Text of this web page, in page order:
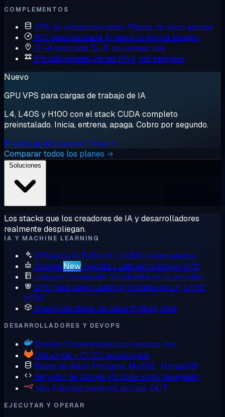
COMPLEMENTOS
VPS de almacenamiento Planes de disco grande
ISO personalizadaArranca tu propia imagen
IPv4 dedicada Tu IP, no compartida
IPs adicionales Varias IPv4 por servidor
Nuevo
GPU VPS para cargas de trabajo de IA
L4, L40S y H100 con el stack CUDA completo
preinstalado. Inicia, entrena, apaga. Cobro por segundo.
Prueba gratis durante 1 hora →
Comparar todos los planes →
Los stacks que los creadores de IA y desarrolladores
realmente despliegan.
IA Y MACHINE LEARNING
VPS para AI PyTorch y CUDA preinstalados
Ollama New Ejecuta LLMs en tu propio VPS
Jupyter Notebooks Notebooks en tu servidor
GPU para Deep Learning Entrena en L4, L40S,
H100
AnacondaStack de datos Python, lista
DESARROLLADORES Y DEVOPS
Docker Contenedores con acceso root
GitLab Git + CI/CD autoalojado
Bases de datos Postgres, MySQL, MongoDB
Servidor de Código VS Code en tu navegador
n8n Automatizaciones activas 24/7
EJECUTAR Y OPERAR